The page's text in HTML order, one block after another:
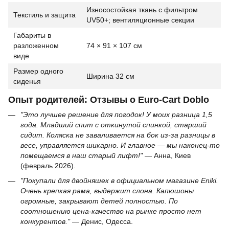
Текстиль и защита
Износостойкая ткань с фильтром
UV50+; вентиляционные секции
Габариты в
разложенном
виде
74 × 91 × 107 см
Размер одного
сиденья
Ширина 32 см
Опыт родителей: Отзывы о Euro-Cart Doblo
"Это лучшее решение для погодок! У моих разница 1,5
года. Младший спит с откинутой спинкой, старший
сидит. Коляска не заваливается на бок из-за разницы в
весе, управляется шикарно. И главное — мы наконец-то
помещаемся в наш старый лифт!"— Анна, Киев
(февраль 2026).
"Покупали для двойняшек в официальном магазине Eniki.
Очень крепкая рама, выдержит слона. Капюшоны
огромные, закрывают детей полностью. По
соотношению цена-качество на рынке просто нет
конкурентов."— Денис, Одесса.